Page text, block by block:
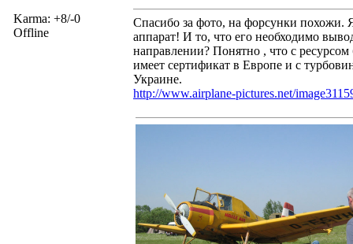
Karma: +8/-0
Offline
Спасибо за фото, на форсунки похожи.
аппарат! И то, что его необходимо
направлении? Понятно , что с
имеет сертификат в Европе и с
Украине.
http://www.airplane-pictures.net/